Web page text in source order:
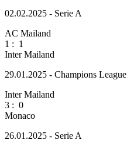
02.02.2025 - Serie A
AC Mailand
1 : 1
Inter Mailand
29.01.2025 - Champions League
Inter Mailand
3 : 0
Monaco
26.01.2025 - Serie A